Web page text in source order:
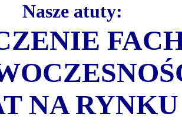
Nasze atuty:
NA